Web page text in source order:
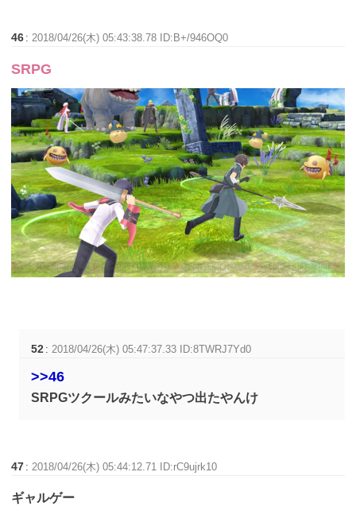
46 :2018/04/26(木) 05:43:38.78 ID:B+/946OQ0
SRPG
52 :2018/04/26(木) 05:47:37.33 ID:8TWRJ7Yd0
>>46
SRPGツクールみたいなやつ出たやんけ
47 :2018/04/26(木) 05:44:12.71 ID:rC9ujrk10
ギャルゲー